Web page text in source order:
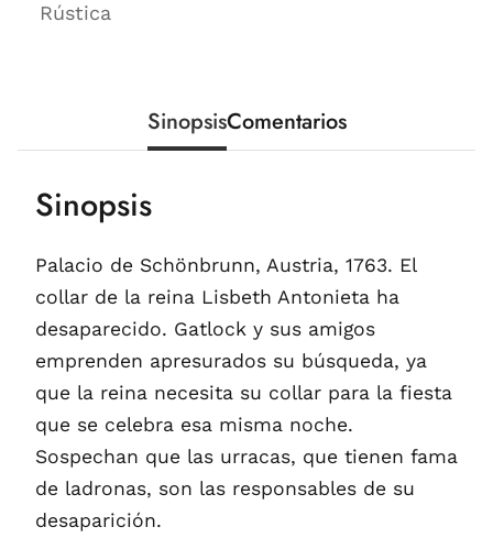
Rústica
SinopsisComentarios
Sinopsis
Palacio de Schönbrunn, Austria, 1763. El
collar de la reina Lisbeth Antonieta ha
desaparecido. Gatlock y sus amigos
emprenden apresurados su búsqueda, ya
que la reina necesita su collar para la fiesta
que se celebra esa misma noche.
Sospechan que las urracas, que tienen fama
de ladronas, son las responsables de su
desaparición.